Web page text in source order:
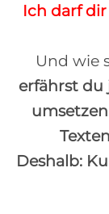
Ich darf
Und wie
erfährst du
Deshalb: